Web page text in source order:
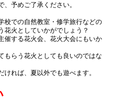
、予めご了承ください。
校での自然教室・修学旅行などの
花火としていかがでしょう？
催する花火会、花火大会にもいか
もらう花火としても良いのではな
れば、夏以外でも遊べます。